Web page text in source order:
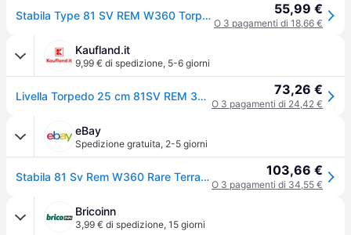
Stabila Type 81 SV REM W360 Torpedo 16670 Livella Torpedo 25 cm 0.5 mm/m 55,99 €
O 3 pagamenti di 18,66 €
Kaufland.it
9,99 € di spedizione, 5-6 giorni
Livella Torpedo 25 cm 81SV REM 360 gradi Stabila | 4005069166700 73,26 €
O 3 pagamenti di 24,42 €
eBay
Spedizione gratuita, 2-5 giorni
Stabila 81 Sv Rem W360 Rare Terra Magnetico Torpedo Level 25cm Rotante Stb81svw 103,66 €
O 3 pagamenti di 34,55 €
Bricoinn
3,99 € di spedizione, 15 giorni